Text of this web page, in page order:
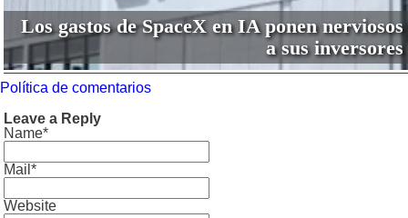
Los gastos de SpaceX en IA ponen nerviosos
a sus inversores
Política de comentarios
Leave a Reply
Name*
Mail*
Website